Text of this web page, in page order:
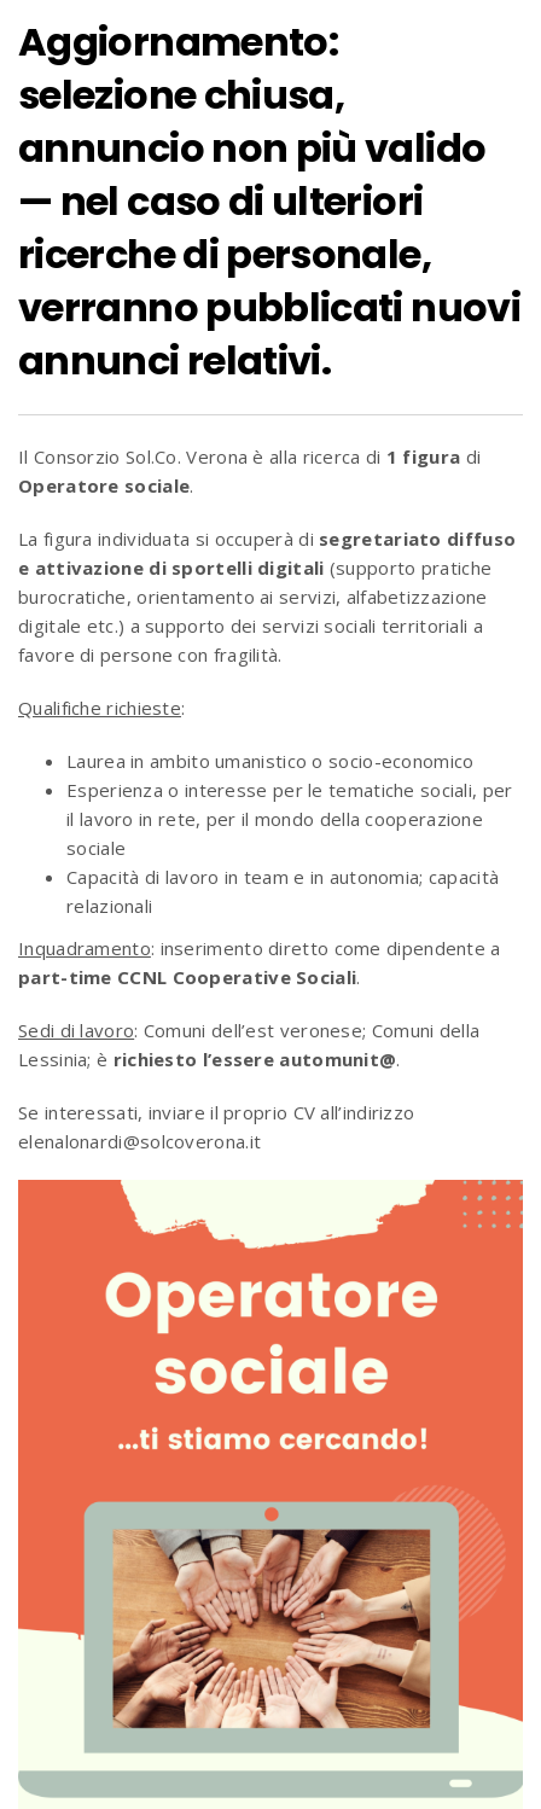
Aggiornamento:
selezione chiusa,
annuncio non più valido
— nel caso di ulteriori
ricerche di personale,
verranno pubblicati nuovi
annunci relativi.
Il Consorzio Sol.Co. Verona è alla ricerca di 1 figura di
Operatore sociale.
La figura individuata si occuperà di segretariato diffuso
e attivazione di sportelli digitali (supporto pratiche
burocratiche, orientamento ai servizi, alfabetizzazione
digitale etc.) a supporto dei servizi sociali territoriali a
favore di persone con fragilità.
Qualifiche richieste:
Laurea in ambito umanistico o socio-economico
Esperienza o interesse per le tematiche sociali, per
il lavoro in rete, per il mondo della cooperazione
sociale
Capacità di lavoro in team e in autonomia; capacità
relazionali
Inquadramento: inserimento diretto come dipendente a
part-time CCNL Cooperative Sociali.
Sedi di lavoro: Comuni dell’est veronese; Comuni della
Lessinia; è richiesto l’essere automunit@.
Se interessati, inviare il proprio CV all’indirizzo
elenalonardi@solcoverona.it